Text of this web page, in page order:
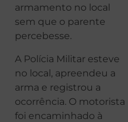
armamento no local
sem que o parente
percebesse.
A Polícia Militar esteve
no local, apreendeu a
arma e registrou a
ocorrência. O motorista
foi encaminhado à